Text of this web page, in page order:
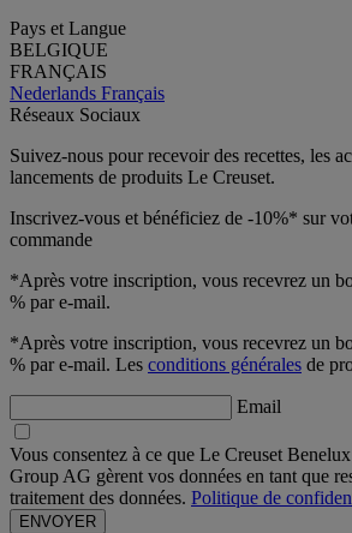
Pays et Langue
BELGIQUE
FRANÇAIS
Nederlands Français
Réseaux Sociaux
Suivez-nous pour recevoir des recettes, les
lancements de produits Le Creuset.
Inscrivez-vous et bénéficiez de -10%* sur
commande
*Après votre inscription, vous recevrez un
% par e-mail.
*Après votre inscription, vous recevrez un
% par e-mail. Les conditions générales de
Email
Vous consentez à ce que Le Creuset
Group AG gèrent vos données en tant que
traitement des données. Politique de